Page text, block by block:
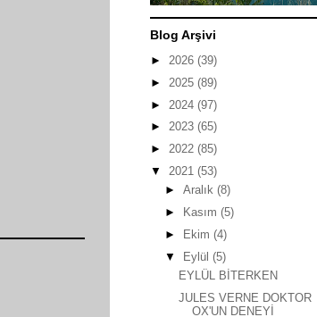
Blog Arşivi
► 2026 (39)
► 2025 (89)
► 2024 (97)
► 2023 (65)
► 2022 (85)
▼ 2021 (53)
► Aralık (8)
►
Kasım (5)
►
Ekim (4)
▼ Eylül (5)
EYLÜL BİTERKEN
JULES VERNE DOKTOR
OX'UN DENEYİ